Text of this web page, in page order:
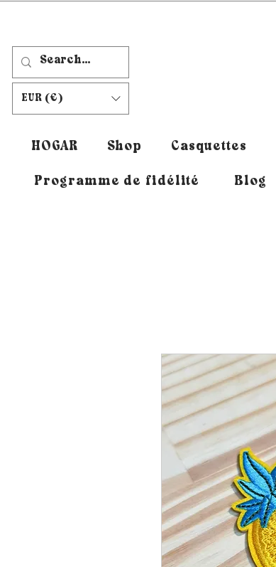
EUR (€)
HOGAR Shop Casquettes
Programme de fidélité Blog